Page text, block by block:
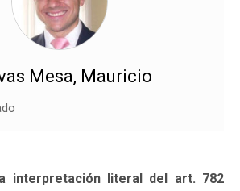
Mesa, Mauricio
interpretación literal del art. 782